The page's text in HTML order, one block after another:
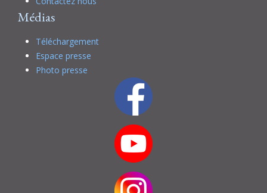
Médias
Téléchargement
Espace presse
Photo presse